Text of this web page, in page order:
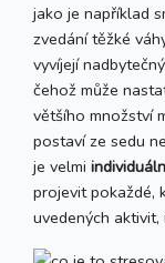
jako je například
zvedání těžké
vyvíjejí
čehož může
většího množství
postaví ze sedu
je velmi
projevit pokaždé,
uvedených